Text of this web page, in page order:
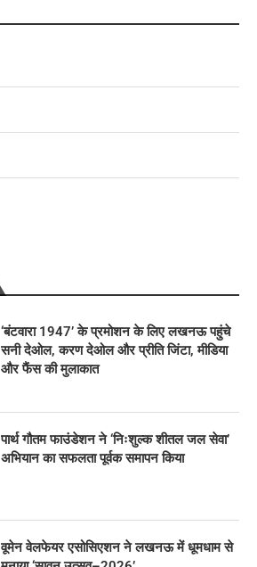
‘बंटवारा 1947’ के प्रमोशन के लिए लखनऊ पहुंचे
सनी देओल, करण देओल और प्रीति जिंटा, मीडिया
और फैंस की मुलाकात
पार्थ गौतम फाउंडेशन ने ‘निःशुल्क शीतल जल सेवा’
अभियान का सफलता पूर्वक समापन किया
वूमेन वेलफेयर एसोसिएशन ने लखनऊ में धूमधाम से